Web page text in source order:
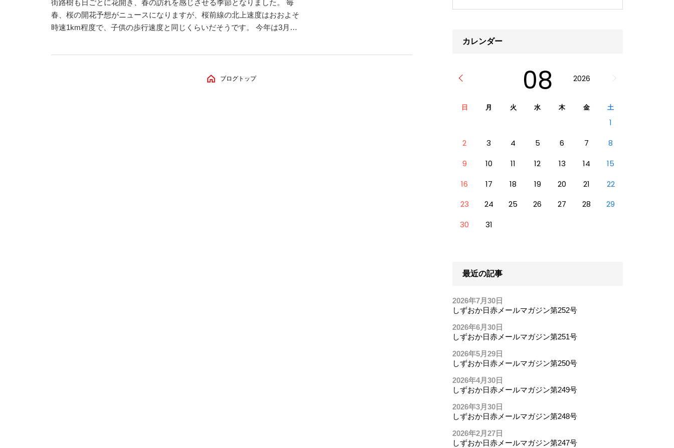
街路樹も日ごとに花開き、春の訪れを感じさせる季節となりました。 毎
春、桜の開花予想がニュースになりますが、桜前線の北上速度はおおよそ
時速1km程度で、子供の歩行速度と同じくらいだそうです。 今年は3月末
ブログトップ
カレンダー
08 2026
日 月 火 水 木 金 土
1
2
3 4 5 6 7
8
9
10 11 12 13 14
15
16
17 18 19 20 21
22
23
24 25 26 27 28
29
30
31
最近の記事
2026年7月30日
しずおか日赤メールマガジン第252号
2026年6月30日
しずおか日赤メールマガジン第251号
2026年5月29日
しずおか日赤メールマガジン第250号
2026年4月30日
しずおか日赤メールマガジン第249号
2026年3月30日
しずおか日赤メールマガジン第248号
2026年2月27日
しずおか日赤メールマガジン第247号